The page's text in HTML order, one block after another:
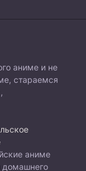
аниме и не
стараемся
аниме
домашнего